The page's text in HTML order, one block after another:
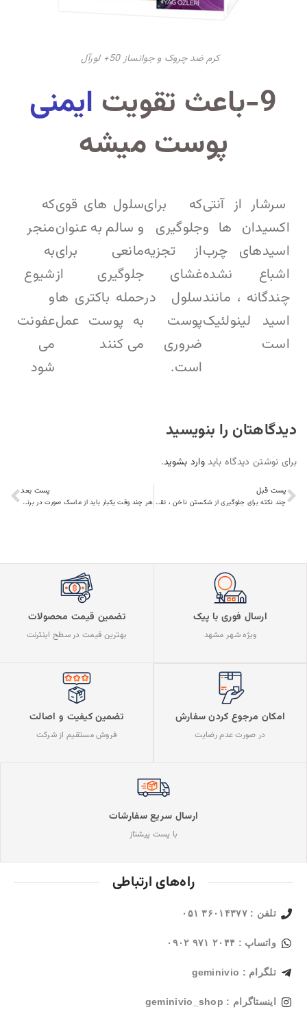
کرم ضد چروک و جوانساز 50+ لورآل
9-باعث تقویت
ایمنی
پوست میشه
سرشار از آنتی
اکسیدان ها و
اسیدهای چرب
اشباع نشده
چندگانه ، مانند
اسید لینولئیک
است
که برای
جلوگیری
از تجزیه
غشای
سلول در
پوست
ضروری
است.
سلول های قوی
و سالم به عنوان
مانعی برای
جلوگیری از
حمله باکتری ها
به پوست عمل
می کنند
که
منجر
به
شیوع
و
عفونت
می
شود
دیدگاهتان را بنویسید
برای نوشتن دیدگاه بایدوارد بشوید.
پست قبل
چند نکته برای جلوگیری از شکستن ناخن ، تقسیم شدن ناخن ها و موارد دیگر
پست بعد
هر چند وقت یکبار باید از ماسک صورت در برنامه مراقبت از پوست خود استفاده کنید؟
ارسال فوری با پیک
ویژه شهر مشهد
تضمین قیمت محصولات
بهترین قیمت در سطح اینترنت
امکان مرجوع کردن سفارش
در صورت عدم رضایت
تضمین کیفیت و اصالت
فروش مستقیم از شرکت
ارسال سریع سفارشات
با پست پیشتاز
راه‌های ارتباطی
تلفن : ۳۶۰۱۴۳۷۷ ۰۵۱
واتساپ : ۲۰۴۴ ۹۷۱ ۰۹۰۲
تلگرام : geminivio
اینستاگرام : geminivio_shop